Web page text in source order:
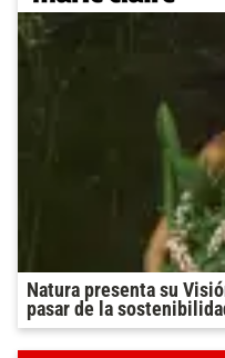
Natura presenta su
pasar de la